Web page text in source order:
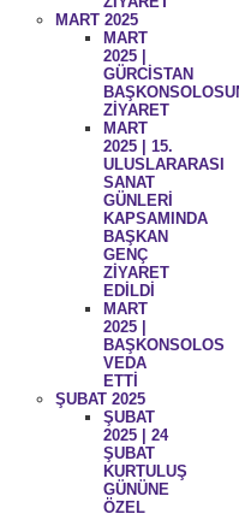
MART 2025
MART
2025 |
GÜRCİSTAN
ZİYARET
MART
2025 | 15.
ULUSLARARASI
SANAT
GÜNLERİ
KAPSAMINDA
BAŞKAN
GENÇ
ZİYARET
EDİLDİ
MART
2025 |
BAŞKONSOLOS
VEDA
ETTİ
ŞUBAT 2025
ŞUBAT
2025 | 24
ŞUBAT
KURTULUŞ
GÜNÜNE
ÖZEL